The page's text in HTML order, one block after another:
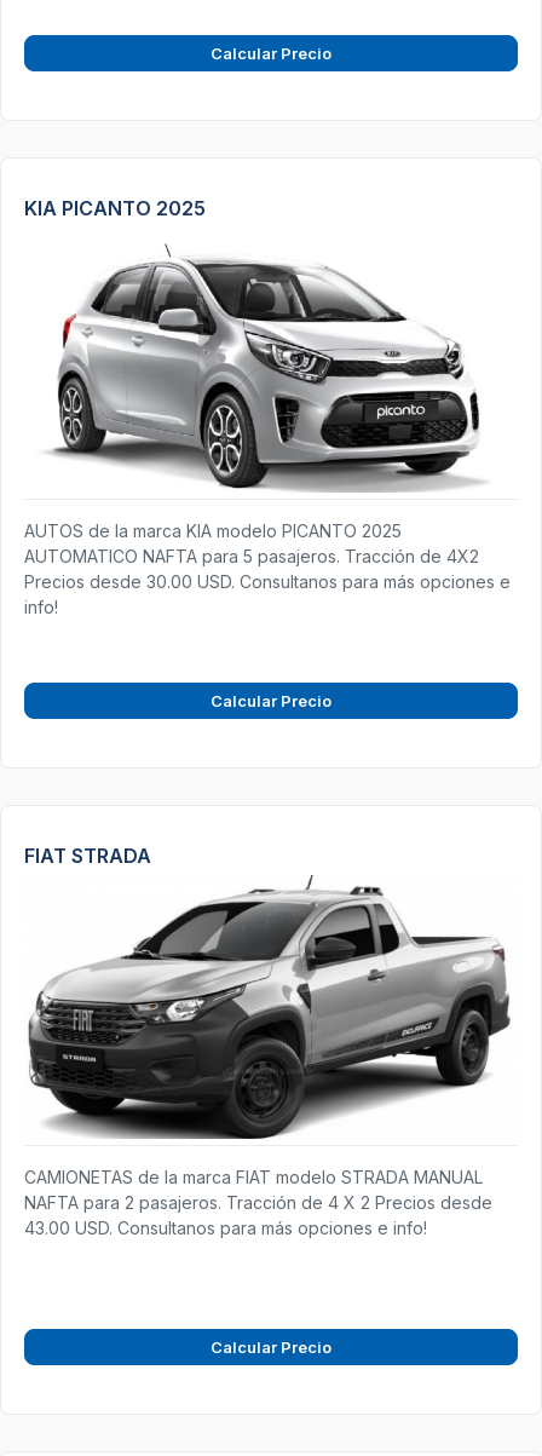
Calcular Precio
KIA PICANTO 2025
AUTOS de la marca KIA modelo PICANTO 2025
AUTOMATICO NAFTA para 5 pasajeros. Tracción de 4X2
Precios desde 30.00 USD. Consultanos para más opciones e
info!
Calcular Precio
FIAT STRADA
CAMIONETAS de la marca FIAT modelo STRADA MANUAL
NAFTA para 2 pasajeros. Tracción de 4 X 2 Precios desde
43.00 USD. Consultanos para más opciones e info!
Calcular Precio